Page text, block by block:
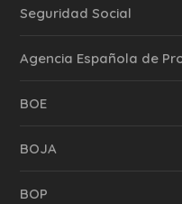
Seguridad Social
Agencia Española de
BOE
BOJA
BOP